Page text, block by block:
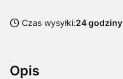
Czas wysyłki:24 godziny
Opis